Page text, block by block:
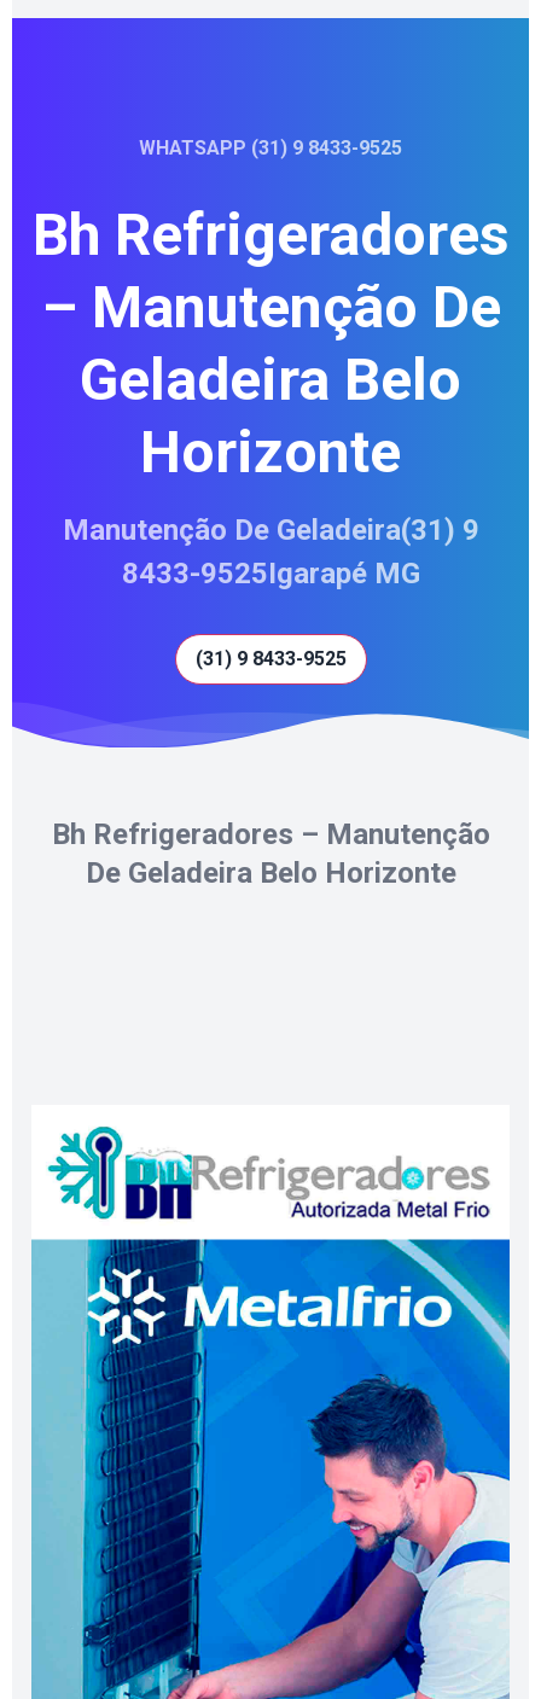
WHATSAPP (31) 9 8433-9525
Bh Refrigeradores
– Manutenção De
Geladeira Belo
Horizonte
Manutenção De Geladeira(31) 9
8433-9525Igarapé MG
(31) 9 8433-9525
Bh Refrigeradores – Manutenção
De Geladeira Belo Horizonte